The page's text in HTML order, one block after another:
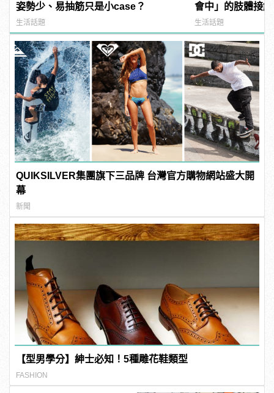
姿勢少、易抽筋只是小case？
生活話題
會中」的肢體接
manfashion這樣
生活話題
QUIKSILVER集團旗下三品牌 台灣官方購物網站盛大開
幕
新聞
【型男學分】紳士必知！5種雕花鞋類型
FASHION